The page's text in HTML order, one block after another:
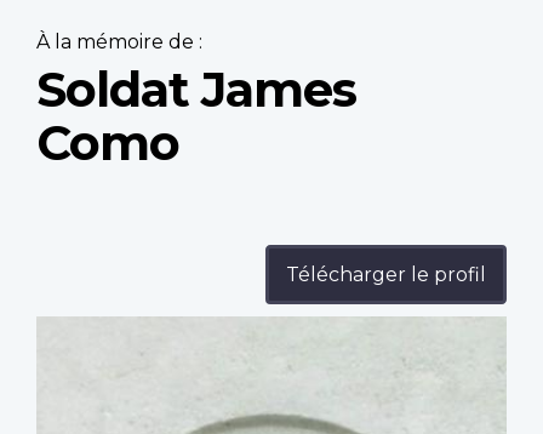
À la mémoire de :
Soldat James
Como
Télécharger le profil